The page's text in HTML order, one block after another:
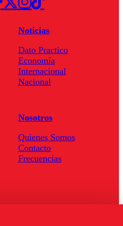
Noticias
Dato Practico
Economía
Internacional
Nacional
Nosotros
Quienes Somos
Contacto
Frecuencias